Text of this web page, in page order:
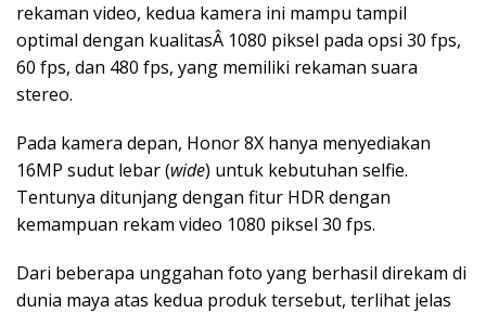
rekaman video, kedua kamera ini mampu tampil
optimal dengan kualitasÂ 1080 piksel pada opsi 30 fps,
60 fps, dan 480 fps, yang memiliki rekaman suara
stereo.
Pada kamera depan, Honor 8X hanya menyediakan
16MP sudut lebar (wide) untuk kebutuhan selfie.
Tentunya ditunjang dengan fitur HDR dengan
kemampuan rekam video 1080 piksel 30 fps.
Dari beberapa unggahan foto yang berhasil direkam di
dunia maya atas kedua produk tersebut, terlihat jelas